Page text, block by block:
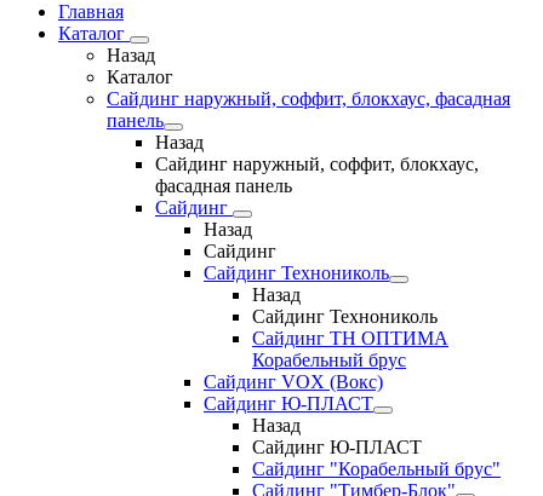
Главная
Каталог
Назад
Каталог
Сайдинг наружный, соффит, блокхаус, фасадная
панель
Назад
Сайдинг наружный, соффит, блокхаус,
фасадная панель
Сайдинг
Назад
Сайдинг
Сайдинг Технониколь
Назад
Сайдинг Технониколь
Сайдинг ТН ОПТИМА
Корабельный брус
Сайдинг VOX (Вокс)
Сайдинг Ю-ПЛАСТ
Назад
Сайдинг Ю-ПЛАСТ
Сайдинг "Корабельный брус"
Сайдинг "Тимбер-Блок"